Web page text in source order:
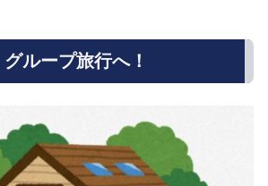
グループ旅行へ！